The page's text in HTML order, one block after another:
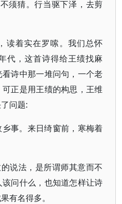
须猜。行当驱下泽，去剪
读着实在罗嗦。我们总怀
代，这首诗得给王绩找麻
诗中那一堆问句，一个老
正是用王绩的构思，王维
问题:
事。来日绮窗前，寒梅着
说法，是所谓师其意而不
问什么，也知道怎样让诗
有名得多。